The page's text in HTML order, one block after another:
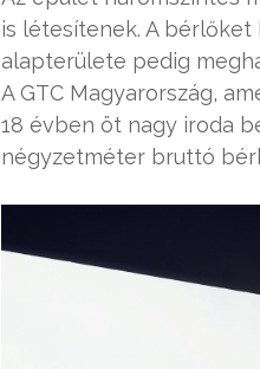
is létesítenek. A
alapterülete pedig
A GTC Magyarország,
18 évben öt nagy iroda
négyzetméter bruttó